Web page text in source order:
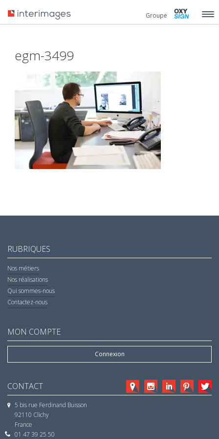
Groupe
egm-3499
RUBRIQUES
Nos métiers
Nos réalisations
Qui sommes-nous
Contactez-nous
MON COMPTE
Connexion
CONTACT
5 bis rue Ferdinand Buisson
92110 Clichy
France
01 47 39 25 50